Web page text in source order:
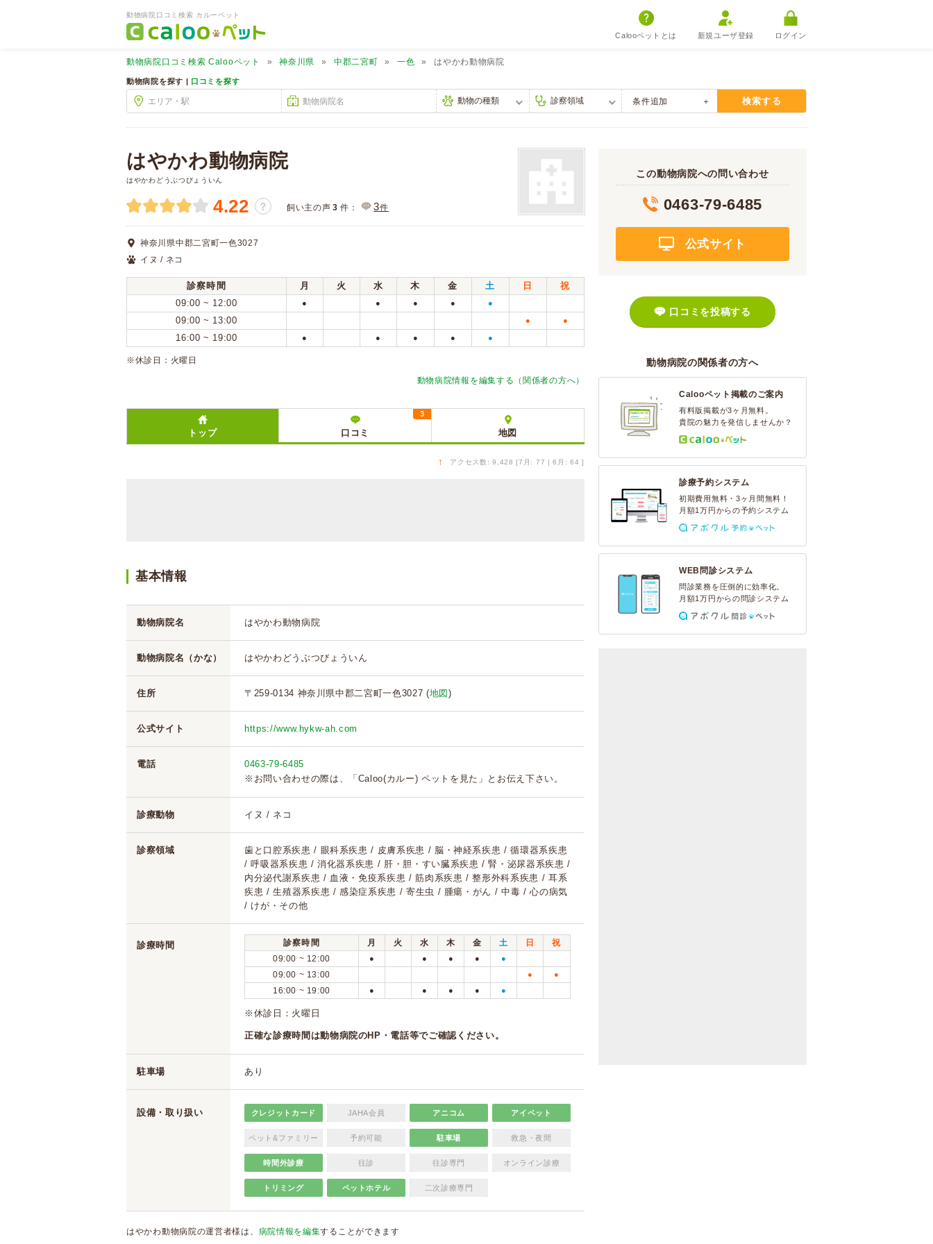
動物病院口コミ検索 カルーペット
Calooペットとは 新規ユーザ登録 ログイン
動物病院口コミ検索 Calooペット 神奈川県 中郡二宮町 一色 はやかわ動物病院
動物病院を探す | 口コミを探す
条件追加 検索する
はやかわ動物病院
はやかわどうぶつびょういん
4.22 ？ 飼い主の声 3 件： 3件
神奈川県中郡二宮町一色3027
イヌ / ネコ
診察時間 月 火 水 木 金 土 日
祝
09:00 ~ 12:00
● ● ● ● ●
09:00 ~ 13:00 ● ●
16:00 ~ 19:00 ● ● ● ● ●
※休診日：火曜日
動物病院情報を編集する（関係者の方へ）
トップ 口コミ
3
地図
↑ アクセス数: 9,428 [7月: 77 | 6月: 64 ]
基本情報
動物病院名 はやかわ動物病院
動物病院名（かな） はやかわどうぶつびょういん
住所 〒259-0134 神奈川県中郡二宮町一色3027 (地図 )
公式サイト https://www.hykw-ah.com
電話
0463-79-6485
※お問い合わせの際は、「Caloo(カルー) ペットを見た」とお伝え下さい。
診療動物 イヌ / ネコ
診察領域
歯と口腔系疾患 / 眼科系疾患 / 皮膚系疾患 / 脳・神経系疾患 / 循環器系疾患
/ 呼吸器系疾患 / 消化器系疾患 / 肝・胆・すい臓系疾患 / 腎・泌尿器系疾患 /
内分泌代謝系疾患 / 血液・免疫系疾患 / 筋肉系疾患 / 整形外科系疾患 / 耳系
疾患 / 生殖器系疾患 / 感染症系疾患 / 寄生虫 / 腫瘍・がん / 中毒 / 心の病気
/ けが・その他
診療時間 診察時間 月 火 水 木 金 土 日
祝
09:00 ~ 12:00
● ● ● ● ●
09:00 ~ 13:00 ● ●
16:00 ~ 19:00 ● ● ● ● ●
※休診日：火曜日
正確な診療時間は動物病院のHP・電話等でご確認ください。
駐車場 あり
設備・取り扱い クレジットカード JAHA会員 アニコム アイペット
ペット&ファミリー 予約可能 駐車場 救急・夜間
時間外診療 往診 往診専門 オンライン診療
トリミング ペットホテル 二次診療専門
はやかわ動物病院の運営者様は、 病院情報を編集することができます
この動物病院への問い合わせ
0463-79-6485
公式サイト
口コミを投稿する
動物病院の関係者の方へ
Calooペット掲載のご案内
有料版掲載が3ヶ月無料。
貴院の魅力を発信しませんか？
診療予約システム
初期費用無料・3ヶ月間無料！
月額1万円からの予約システム
WEB問診システム
問診業務を圧倒的に効率化。
月額1万円からの問診システム